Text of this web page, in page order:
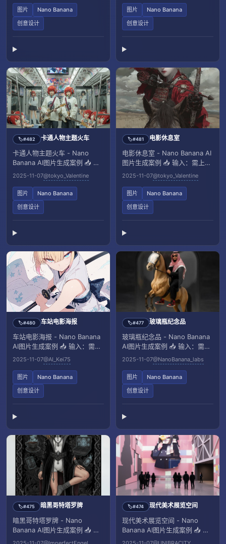
图片
Nano Banana
创意设计
图片
Nano Banana
创意设计
🏷️#482 卡通人物主题火车
卡通人物主题火车 - Nano
Banana AI图片生成案例 📥 输
入：需上传一张参考图像
2025-11-07@tokyo_Valentine
图片
Nano Banana
创意设计
🏷️#481 电影休息室
电影休息室 - Nano Banana AI
图片生成案例 📥 输入：需上传
一张参考图像
2025-11-07@tokyo_Valentine
图片
Nano Banana
创意设计
🏷️#480 车站电影海报
车站电影海报 - Nano Banana
AI图片生成案例 📥 输入：需上
传一张参考图像
2025-11-07@AI_Kei75
图片
Nano Banana
创意设计
🏷️#477 玻璃瓶纪念品
玻璃瓶纪念品 - Nano Banana
AI图片生成案例 📥 输入：需上
传一张参考图像
2025-11-07@NanoBanana_labs
图片
Nano Banana
创意设计
🏷️#475 暗黑哥特塔罗牌
暗黑哥特塔罗牌 - Nano
Banana AI图片生成案例 📥 输
入：需上传一张参考图像
🏷️#474 现代美术展览空间
现代美术展览空间 - Nano
Banana AI图片生成案例 📥 输
入：需上传一张参考图像